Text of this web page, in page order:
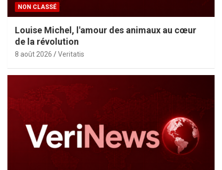
NON CLASSÉ
Louise Michel, l'amour des animaux au cœur
de la révolution
8 août 2026 Veritatis